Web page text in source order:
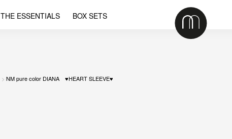
THE ESSENTIALS BOX SETS
NM pure color DIANA ♥HEART SLEEVE♥